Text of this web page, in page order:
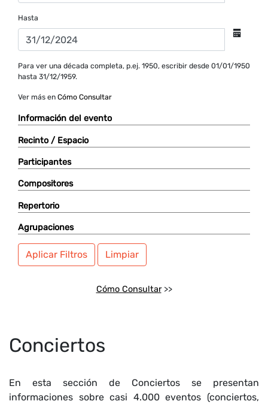
Hasta
Para ver una década completa, p.ej. 1950, escribir desde 01/01/1950
hasta 31/12/1959.
Ver más en Cómo Consultar
Información del evento
Recinto / Espacio
Participantes
Compositores
Repertorio
Agrupaciones
Aplicar Filtros Limpiar
Cómo Consultar>>
Conciertos
En esta sección de Conciertos se presentan
informaciones sobre casi 4.000 eventos (conciertos,